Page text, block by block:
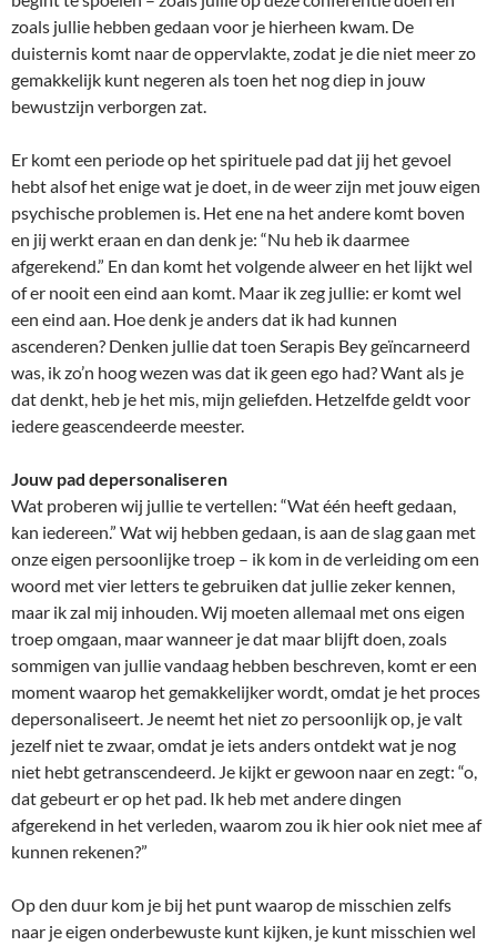
zoals jullie hebben gedaan voor je hierheen kwam. De
duisternis komt naar de oppervlakte, zodat je die niet meer zo
gemakkelijk kunt negeren als toen het nog diep in jouw
bewustzijn verborgen zat.
Er komt een periode op het spirituele pad dat jij het gevoel
hebt alsof het enige wat je doet, in de weer zijn met jouw eigen
psychische problemen is. Het ene na het andere komt boven
en jij werkt eraan en dan denk je: “Nu heb ik daarmee
afgerekend.” En dan komt het volgende alweer en het lijkt wel
of er nooit een eind aan komt. Maar ik zeg jullie: er komt wel
een eind aan. Hoe denk je anders dat ik had kunnen
ascenderen? Denken jullie dat toen Serapis Bey geïncarneerd
was, ik zo’n hoog wezen was dat ik geen ego had? Want als je
dat denkt, heb je het mis, mijn geliefden. Hetzelfde geldt voor
iedere geascendeerde meester.
Jouw pad depersonaliseren
Wat proberen wij jullie te vertellen: “Wat één heeft gedaan,
kan iedereen.” Wat wij hebben gedaan, is aan de slag gaan met
onze eigen persoonlijke troep – ik kom in de verleiding om een
woord met vier letters te gebruiken dat jullie zeker kennen,
maar ik zal mij inhouden. Wij moeten allemaal met ons eigen
troep omgaan, maar wanneer je dat maar blijft doen, zoals
sommigen van jullie vandaag hebben beschreven, komt er een
moment waarop het gemakkelijker wordt, omdat je het proces
depersonaliseert. Je neemt het niet zo persoonlijk op, je valt
jezelf niet te zwaar, omdat je iets anders ontdekt wat je nog
niet hebt getranscendeerd. Je kijkt er gewoon naar en zegt: “o,
dat gebeurt er op het pad. Ik heb met andere dingen
afgerekend in het verleden, waarom zou ik hier ook niet mee af
kunnen rekenen?”
Op den duur kom je bij het punt waarop de misschien zelfs
naar je eigen onderbewuste kunt kijken, je kunt misschien wel